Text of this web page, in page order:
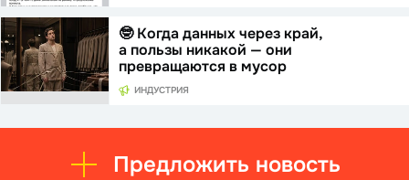
🤓 Когда данных через край,
а пользы никакой — они
превращаются в мусор
ИНДУСТРИЯ
Предложить новость